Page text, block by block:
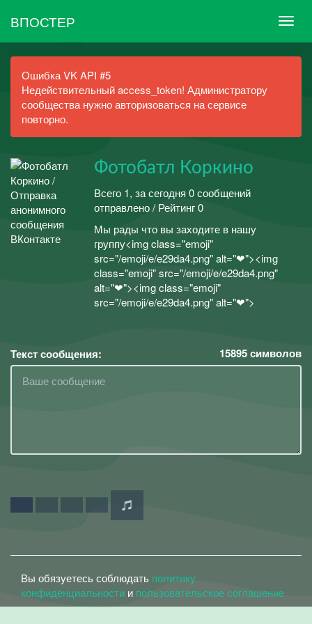
ВПОСТЕР
Ошибка VK API #5
Недействительный access_token! Администратору
сообщества нужно авторизоваться на сервисе
повторно.
Фотобатл Коркино
Всего 1, за сегодня 0 сообщений
отправлено / Рейтинг 0
Мы рады что вы заходите в нашу
группу<img class="emoji"
src="/emoji/e/e29da4.png" alt="❤"><img
class="emoji" src="/emoji/e/e29da4.png"
alt="❤"><img class="emoji"
src="/emoji/e/e29da4.png" alt="❤">
Текст сообщения: 15895символов
Вы обязуетесь соблюдать политику
конфиденциальности и пользовательское соглашение